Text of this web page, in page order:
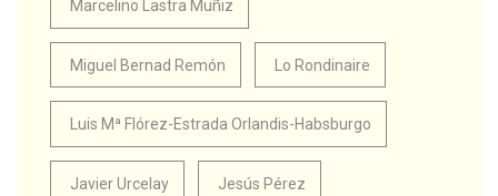
Marcelino Lastra Muñiz
Miguel Bernad Remón Lo Rondinaire
Luis Mª Flórez-Estrada Orlandis-Habsburgo
Javier Urcelay Jesús Pérez